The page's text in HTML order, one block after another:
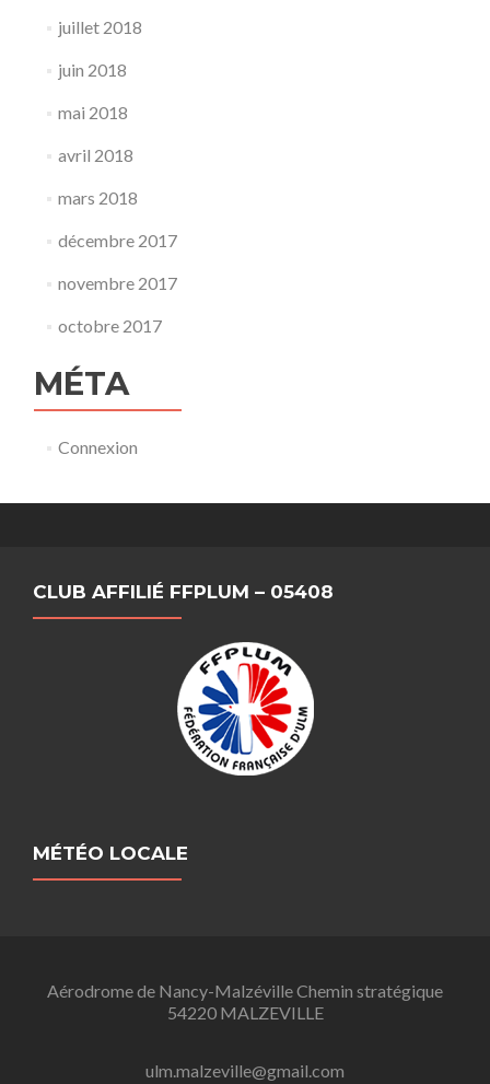
juillet 2018
juin 2018
mai 2018
avril 2018
mars 2018
décembre 2017
novembre 2017
octobre 2017
MÉTA
Connexion
CLUB AFFILIÉ FFPLUM – 05408
MÉTÉO LOCALE
Aérodrome de Nancy-Malzéville Chemin stratégique
54220 MALZEVILLE
ulm.malzeville@gmail.com